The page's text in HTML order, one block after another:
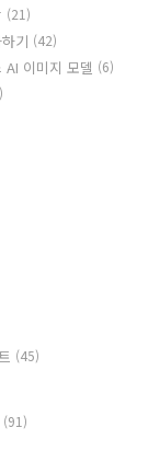
(21)
기 (42)
AI 이미지 모델 (6)
(45)
(91)